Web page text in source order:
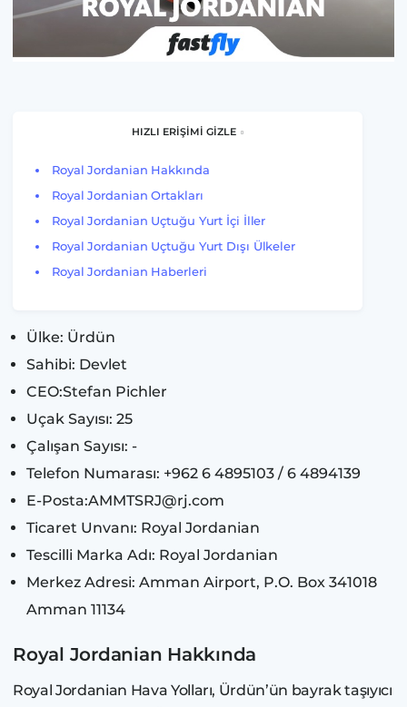
HIZLI ERİŞİMİ GİZLE
Royal Jordanian Hakkında
Royal Jordanian Ortakları
Royal Jordanian Uçtuğu Yurt İçi İller
Royal Jordanian Uçtuğu Yurt Dışı Ülkeler
Royal Jordanian Haberleri
Ülke: Ürdün
Sahibi: Devlet
CEO:Stefan Pichler
Uçak Sayısı: 25
Çalışan Sayısı: -
Telefon Numarası: +962 6 4895103 / 6 4894139
E-Posta:AMMTSRJ@rj.com
Ticaret Unvanı: Royal Jordanian
Tescilli Marka Adı: Royal Jordanian
Merkez Adresi: Amman Airport, P.O. Box 341018
Amman 11134
Royal Jordanian Hakkında
Royal Jordanian Hava Yolları, Ürdün’ün bayrak taşıyıcı